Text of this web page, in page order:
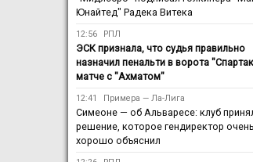
Юнайтед" Радека Витека
12:56 РПЛ
ЭСК признала, что судья правильно
назначил пенальти в ворота
матче с "Ахматом"
12:41 Примера — Ла-Лига
Симеоне — об Альваресе: клуб
решение, которое гендиректор очень
хорошо объяснил